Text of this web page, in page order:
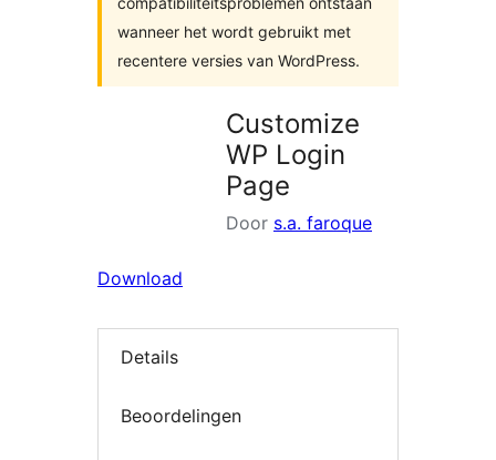
wanneer het wordt gebruikt met
recentere versies van WordPress.
Customize
WP Login
Page
Door s.a. faroque
Download
Details
Beoordelingen